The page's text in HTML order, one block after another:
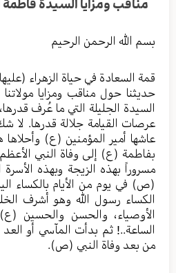
مناقب ومزايا السيدة فاطمة
بسم الله الرحمن الرحيم
قمة السعادة في حياة الزهراء
حديثنا حول مناقب ومزايا
السيدة الجليلة التي ما عُرف
عرصات القيامة جلالة قدرها. لا
عاشها أمير المؤمنين (ع)
بفاطمة (ع) إلى وفاة النبي
مسروراً بهذه الزيجة وبهذه الأسرة
(ص) في يوم من الأيام بالكساء
الكساء رسول الله وهو أشرف
الأوصياء، والحسن والحسين
الساعة..! ثم بدأت المآسي أو العد
من بعد وفاة النبي (ص).